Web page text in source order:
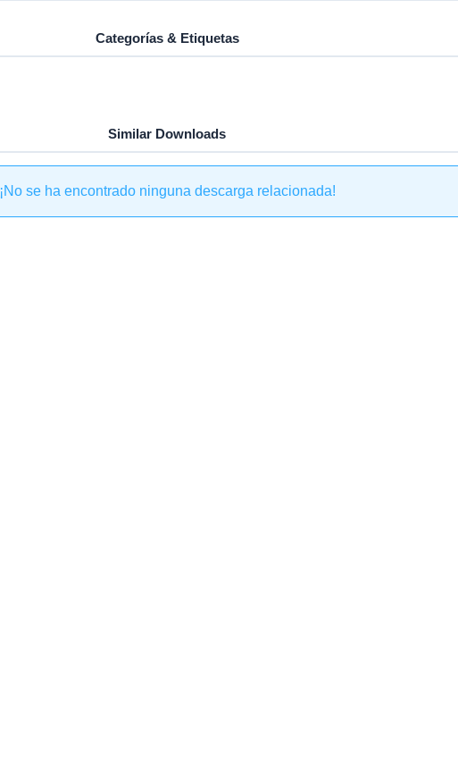
Categorías & Etiquetas
Similar Downloads
¡No se ha encontrado ninguna descarga relacionada!